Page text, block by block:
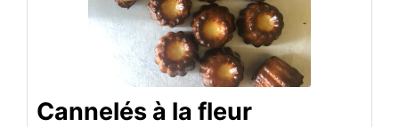
Cannelés à la fleur